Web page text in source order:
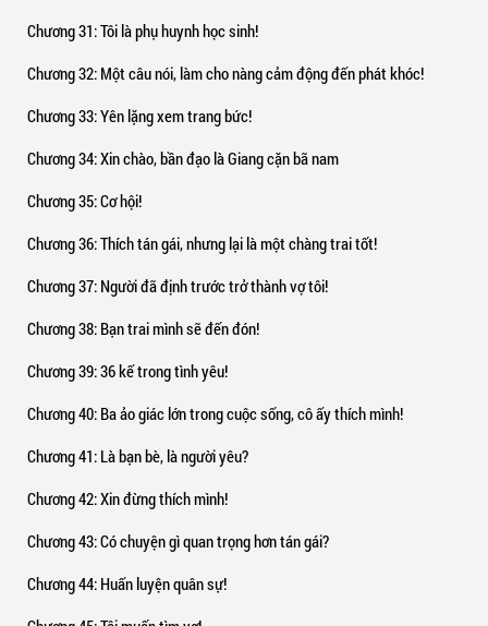
Chương 31: Tôi là phụ huynh học sinh!
Chương 32: Một câu nói, làm cho nàng cảm động đến phát khóc!
Chương 33: Yên lặng xem trang bức!
Chương 34: Xin chào, bần đạo là Giang cặn bã nam
Chương 35: Cơ hội!
Chương 36: Thích tán gái, nhưng lại là một chàng trai tốt!
Chương 37: Người đã định trước trở thành vợ tôi!
Chương 38: Bạn trai mình sẽ đến đón!
Chương 39: 36 kế trong tình yêu!
Chương 40: Ba ảo giác lớn trong cuộc sống, cô ấy thích mình!
Chương 41: Là bạn bè, là người yêu?
Chương 42: Xin đừng thích mình!
Chương 43: Có chuyện gì quan trọng hơn tán gái?
Chương 44: Huấn luyện quân sự!